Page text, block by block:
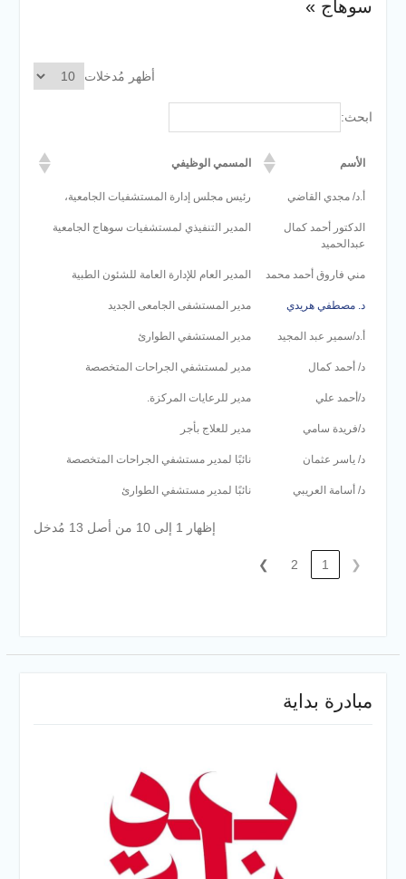
لطلاب الثانوية العامة فى أولى
الإلكتروني للقبول بالجامعات
سوهاج »
أظهر مُدخلات
ابحث:
الأسم المسمي الوظيفي
أ.د/ مجدي القاضي رئيس مجلس إدارة المستشفيات الجامعية،
الدكتور أحمد كمال
عبدالحميد
المدير التنفيذي لمستشفيات سوهاج الجامعية
مني فاروق أحمد محمد المدير العام للإدارة العامة للشئون الطبية
د. مصطفي هريدي مدير المستشفى الجامعى الجديد
أ.د/سمير عبد المجيد مدير المستشفي الطوارئ
د/ أحمد كمال مدير لمستشفي الجراحات المتخصصة
د/أحمد علي مدير للرعايات المركزة.
د/فريدة سامي مدير للعلاج بأجر
د/ ياسر عثمان نائبًا لمدير مستشفي الجراحات المتخصصة
د/ أسامة العريبي نائبًا لمدير مستشفي الطوارئ
إظهار 1 إلى 10 من أصل 13 مُدخل
❮
1
2
❯
مبادرة بداية